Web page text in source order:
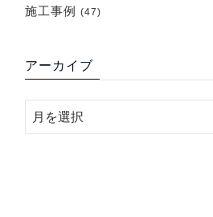
施工事例 (47)
アーカイブ